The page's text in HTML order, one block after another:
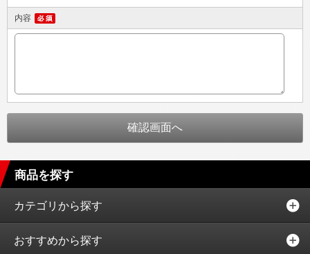
内容
商品を探す
カテゴリから探す
おすすめから探す